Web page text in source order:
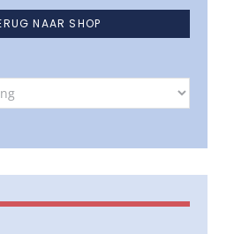
NAAR SHOP